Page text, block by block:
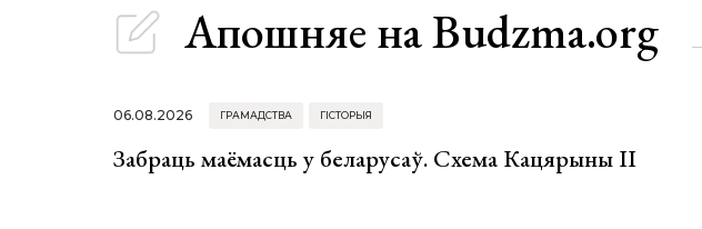
Апошняе на Budzma.org
06.08.2026 ГРАМАДСТВА ГІСТОРЫЯ
Забраць маёмасць у беларусаў. Схема Кацярыны ІІ